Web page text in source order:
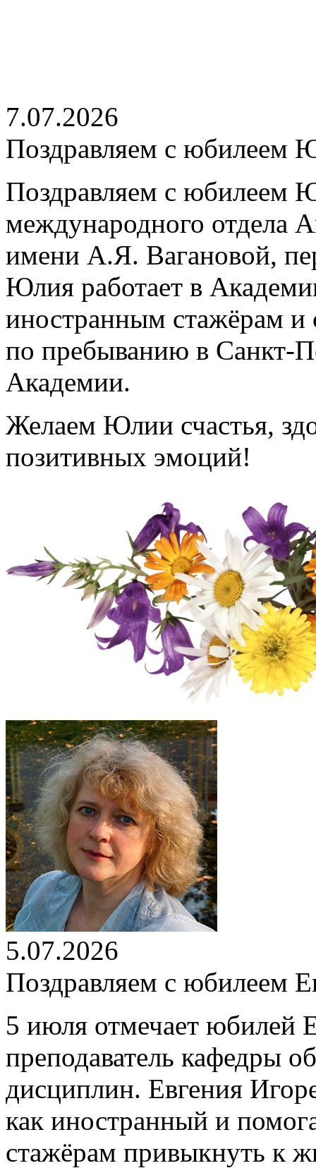
7.07.2026
Поздравляем с юбилеем
Поздравляем с юбилеем
международного отдела
имени А.Я. Вагановой,
Юлия работает в
иностранным стажёрам и
по пребыванию в Санкт-
Академии.
Желаем Юлии счастья,
позитивных эмоций!
5.07.2026
Поздравляем с юбилеем
5 июля отмечает юбилей
преподаватель кафедры
дисциплин. Евгения
как иностранный и
стажёрам привыкнуть к